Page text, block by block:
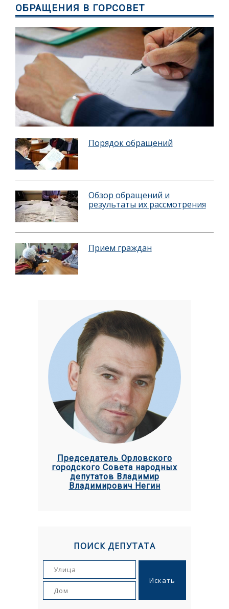
ОБРАЩЕНИЯ В ГОРСОВЕТ
Порядок обращений
Обзор обращений и
результаты их рассмотрения
Прием граждан
Председатель Орловского
городского Совета народных
депутатов Владимир
Владимирович Негин
ПОИСК ДЕПУТАТА